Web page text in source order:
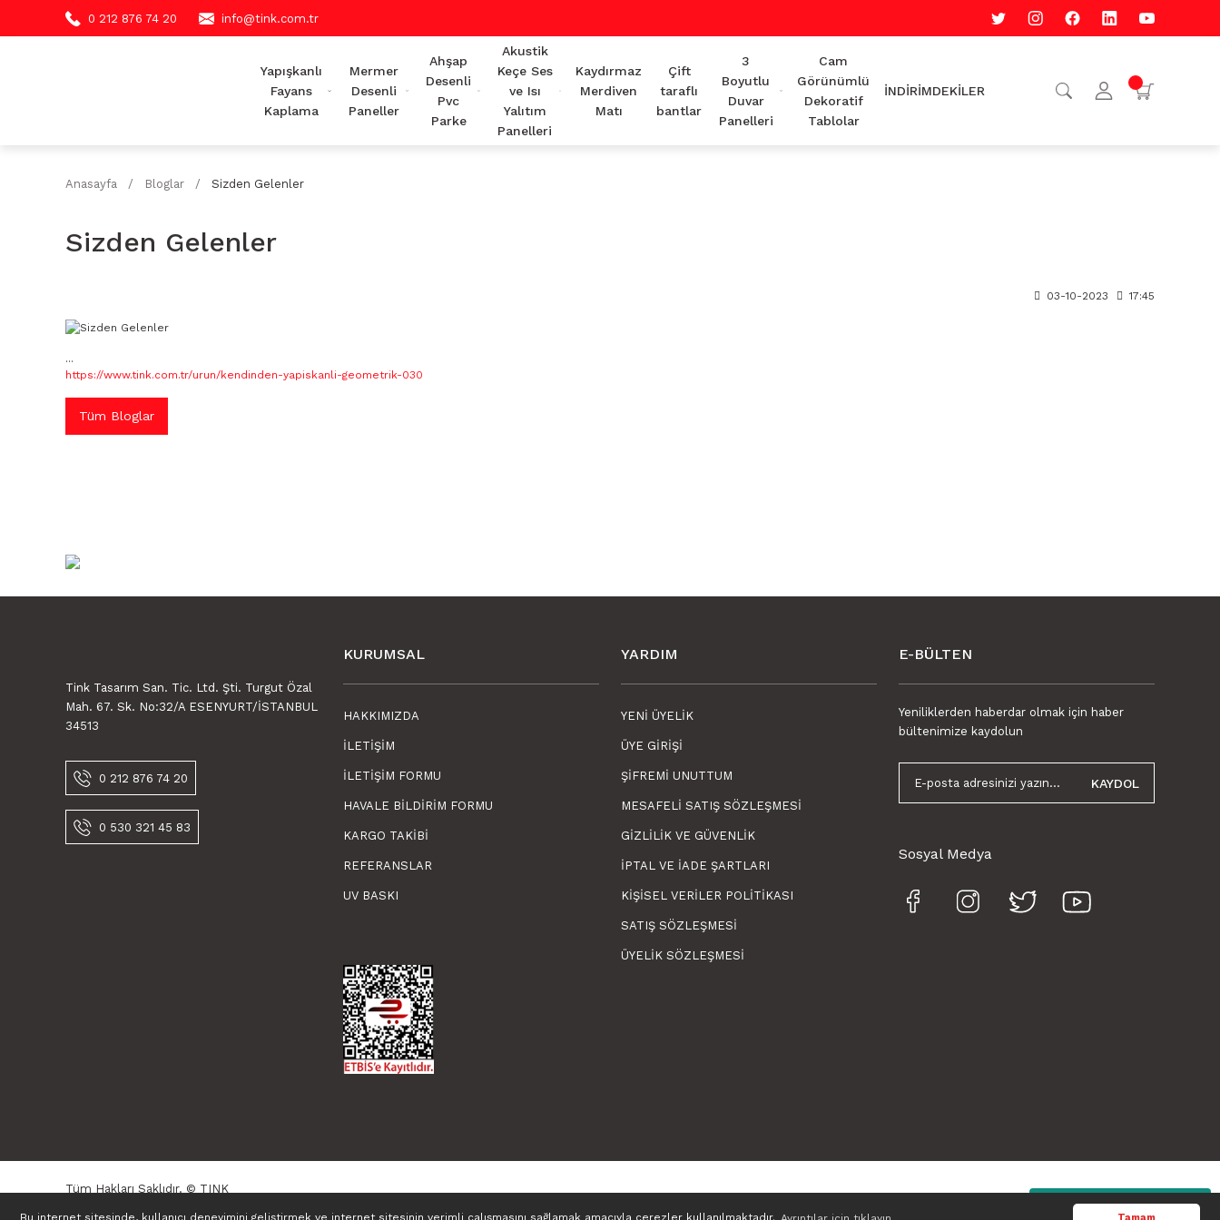
Tamam
Whatsapp
0 212 876 74 20 info@tink.com.tr
Yapışkanlı
Fayans
Kaplama
Mermer
Desenli
Paneller
Ahşap
Desenli
Pvc
Parke
Akustik
Keçe Ses
ve Isı
Yalıtım
Panelleri
Kaydırmaz
Merdiven
Matı
Çift
taraflı
bantlar
3
Boyutlu
Duvar
Panelleri
Cam
Görünümlü
Dekoratif
Tablolar
İNDİRİMDEKİLER
Anasayfa Bloglar Sizden Gelenler
Sizden Gelenler
03-10-2023 17:45
...
https://www.tink.com.tr/urun/kendinden-yapiskanli-geometrik-030
Tüm Bloglar
Tink Tasarım San. Tic. Ltd. Şti. Turgut Özal
Mah. 67. Sk. No:32/A ESENYURT/İSTANBUL
34513
0 212 876 74 20
0 530 321 45 83
KURUMSAL
HAKKIMIZDA
İLETIŞIM
İLETIŞIM FORMU
HAVALE BILDIRIM FORMU
KARGO TAKIBI
REFERANSLAR
UV BASKI
YARDIM
YENI ÜYELIK
ÜYE GIRIŞI
ŞIFREMI UNUTTUM
MESAFELI SATIŞ SÖZLEŞMESI
GIZLILIK VE GÜVENLIK
İPTAL VE İADE ŞARTLARI
KIŞISEL VERILER POLITIKASI
SATIŞ SÖZLEŞMESI
ÜYELIK SÖZLEŞMESI
E-BÜLTEN
Yeniliklerden haberdar olmak için haber
bültenimize kaydolun
KAYDOL
Sosyal Medya
Tüm Hakları Saklıdır. © TINK